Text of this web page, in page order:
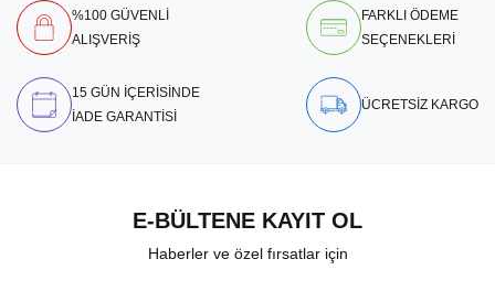
%100 GÜVENLİ
ALIŞVERİŞ
FARKLI ÖDEME
SEÇENEKLERİ
15 GÜN İÇERİSİNDE
İADE GARANTİSİ
ÜCRETSİZ KARGO
E-BÜLTENE KAYIT OL
Haberler ve özel fırsatlar için